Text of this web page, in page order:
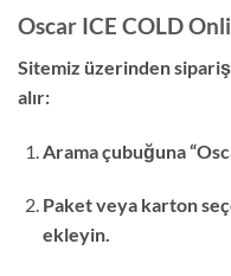
Oscar ICE COLD
Sitemiz üzerinden
alır:
Arama çubuğuna
Paket veya karton
ekleyin.